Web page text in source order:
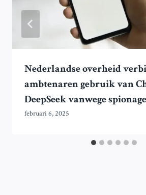
Nederlandse overheid
ambtenaren gebruik van
DeepSeek vanwege
februari 6, 2025